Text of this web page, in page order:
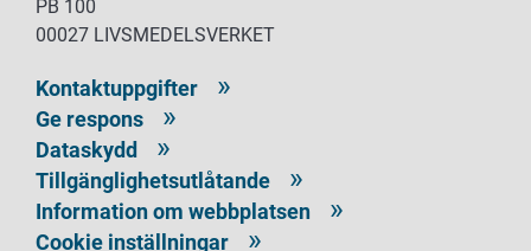
PB 100
00027 LIVSMEDELSVERKET
Kontaktuppgifter
Ge respons
Dataskydd
Tillgänglighetsutlåtande
Information om webbplatsen
Cookie inställningar